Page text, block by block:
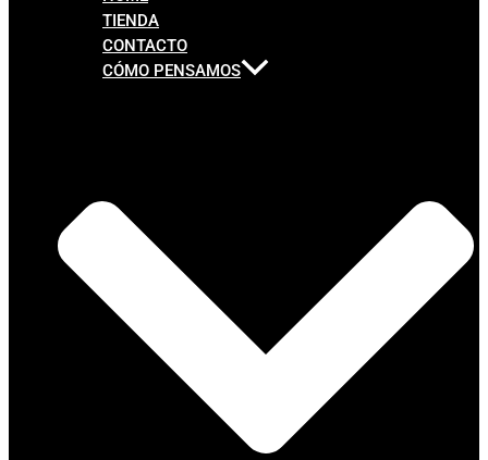
TIENDA
CONTACTO
CÓMO PENSAMOS